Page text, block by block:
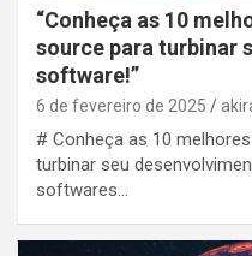
“Conheça as 10
source para turbinar
software!”
6 de fevereiro de 2025
# Conheça as 10
turbinar seu
softwares…